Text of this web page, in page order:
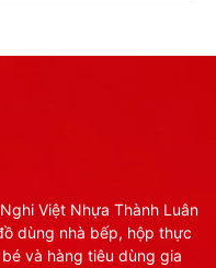
Việt Nhựa Thành Luân
dùng nhà bếp, hộp thực
và hàng tiêu dùng gia